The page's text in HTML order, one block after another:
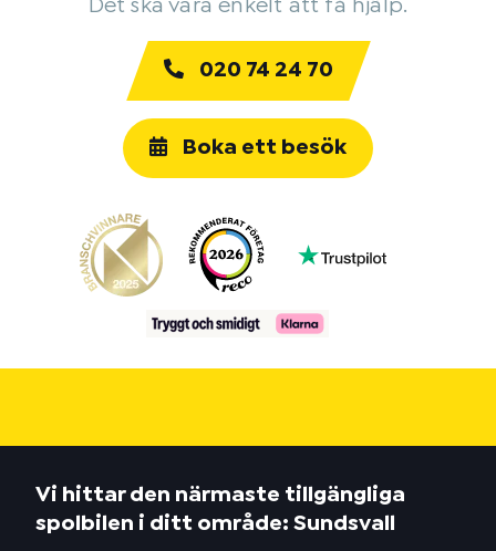
Det ska vara enkelt att få hjälp.
020 74 24 70
Boka ett besök
Vi hittar den närmaste tillgängliga
spolbilen i ditt område: Sundsvall